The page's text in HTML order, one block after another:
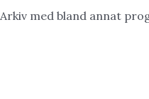
Arkiv med bland annat